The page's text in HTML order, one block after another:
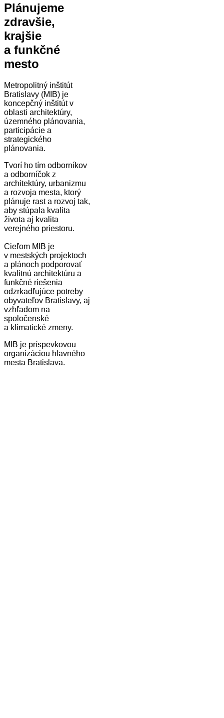
Plánujeme
zdravšie,
krajšie
a funkčné
mesto
Metropolitný inštitút
Bratislavy (MIB) je
koncepčný inštitút v
oblasti architektúry,
územného plánovania,
participácie a
strategického
plánovania.
Tvorí ho tím odborníkov
a odborníčok z
architektúry, urbanizmu
a rozvoja mesta, ktorý
plánuje rast a rozvoj tak,
aby stúpala kvalita
života aj kvalita
verejného priestoru.
Cieľom MIB je
v mestských projektoch
a plánoch podporovať
kvalitnú architektúru a
funkčné riešenia
odzrkadľujúce potreby
obyvateľov Bratislavy, aj
vzhľadom na
spoločenské
a klimatické zmeny.
MIB je príspevkovou
organizáciou hlavného
mesta Bratislava.